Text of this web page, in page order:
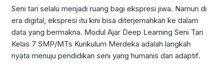
Seni tari selalu menjadi ruang bagi ekspresi jiwa. Namun di
era digital, ekspresi itu kini bisa diterjemahkan ke dalam
data yang bermakna. Modul Ajar Deep Learning Seni Tari
Kelas 7 SMP/MTs Kurikulum Merdeka adalah langkah
nyata menuju pendidikan seni yang humanis dan adaptif.